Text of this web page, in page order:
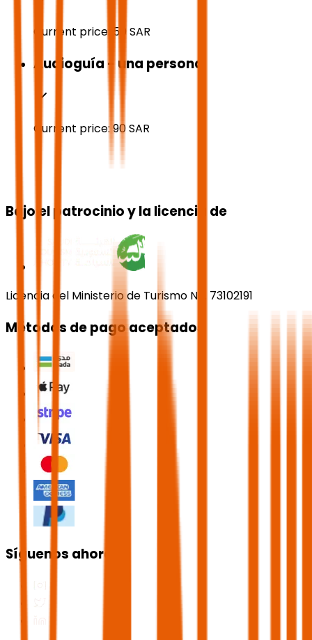
Current price: 50 SAR
Audioguía - una persona
Current price:90SAR
Bajo el patrocinio y la licencia de
Licencia del Ministerio de Turismo No. 73102191
Métodos de pago aceptados
Síguenos ahora